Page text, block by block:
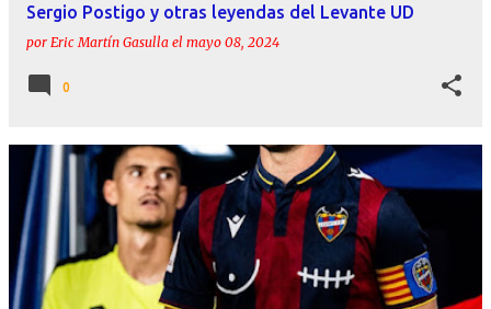
Sergio Postigo y otras leyendas del Levante UD
por Eric Martín Gasulla el mayo 08, 2024
0